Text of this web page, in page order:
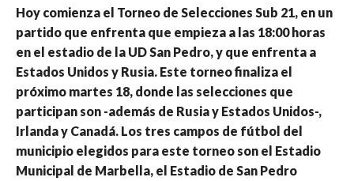
Hoy comienza el Torneo de Selecciones Sub 21, en un
partido que enfrenta que empieza a las 18:00 horas
en el estadio de la UD San Pedro, y que enfrenta a
Estados Unidos y Rusia. Este torneo finaliza el
próximo martes 18, donde las selecciones que
participan son -además de Rusia y Estados Unidos-,
Irlanda y Canadá. Los tres campos de fútbol del
municipio elegidos para este torneo son el Estadio
Municipal de Marbella, el Estadio de San Pedro